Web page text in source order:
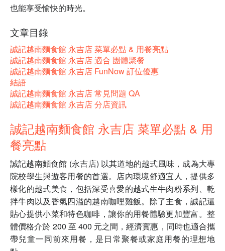
也能享受愉快的時光。
文章目錄
誠記越南麵食館 永吉店 菜單必點 & 用餐亮點
誠記越南麵食館 永吉店 適合 團體聚餐
誠記越南麵食館 永吉店 FunNow 訂位優惠
結語
誠記越南麵食館 永吉店 常見問題 QA
誠記越南麵食館 永吉店 分店資訊
誠記越南麵食館 永吉店 菜單必點 & 用
餐亮點
誠記越南麵食館 (永吉店) 以其道地的越式風味，成為大專
院校學生與遊客用餐的首選。店內環境舒適宜人，提供多
樣化的越式美食，包括深受喜愛的越式生牛肉粉系列、乾
拌牛肉以及香氣四溢的越南咖哩雞飯。除了主食，誠記還
貼心提供小菜和特色咖啡，讓你的用餐體驗更加豐富。整
體價格介於 200 至 400 元之間，經濟實惠，同時也適合攜
帶兒童一同前來用餐，是日常聚餐或家庭用餐的理想地